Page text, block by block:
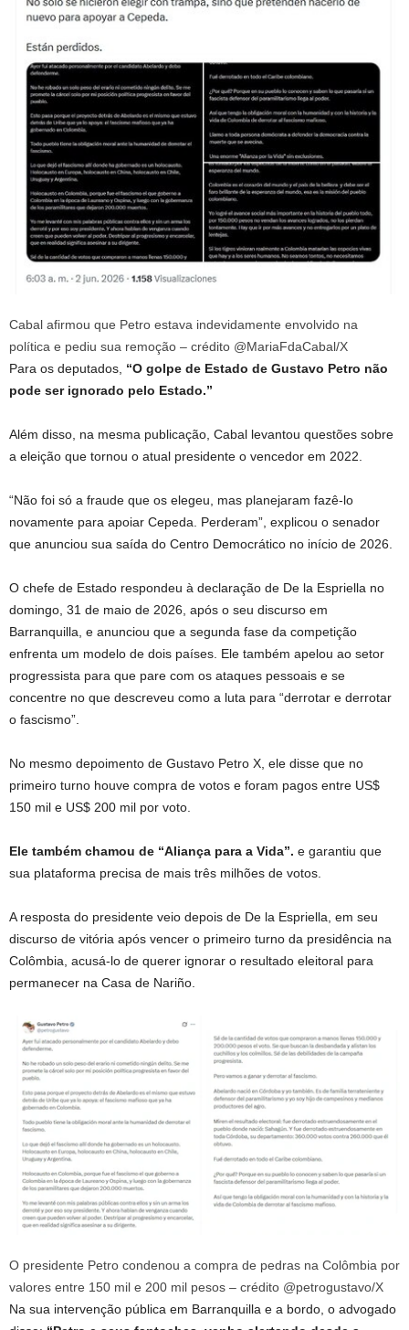
Cabal afirmou que Petro estava indevidamente envolvido na
política e pediu sua remoção – crédito @MariaFdaCabal/X
Para os deputados, “O golpe de Estado de Gustavo Petro não
pode ser ignorado pelo Estado.”
Além disso, na mesma publicação, Cabal levantou questões sobre
a eleição que tornou o atual presidente o vencedor em 2022.
“Não foi só a fraude que os elegeu, mas planejaram fazê-lo
novamente para apoiar Cepeda. Perderam”, explicou o senador
que anunciou sua saída do Centro Democrático no início de 2026.
O chefe de Estado respondeu à declaração de De la Espriella no
domingo, 31 de maio de 2026, após o seu discurso em
Barranquilla, e anunciou que a segunda fase da competição
enfrenta um modelo de dois países. Ele também apelou ao setor
progressista para que pare com os ataques pessoais e se
concentre no que descreveu como a luta para “derrotar e derrotar
o fascismo”.
No mesmo depoimento de Gustavo Petro X, ele disse que no
primeiro turno houve compra de votos e foram pagos entre US$
150 mil e US$ 200 mil por voto.
Ele também chamou de “Aliança para a Vida”. e garantiu que
sua plataforma precisa de mais três milhões de votos.
A resposta do presidente veio depois de De la Espriella, em seu
discurso de vitória após vencer o primeiro turno da presidência na
Colômbia, acusá-lo de querer ignorar o resultado eleitoral para
permanecer na Casa de Nariño.
O presidente Petro condenou a compra de pedras na Colômbia por
valores entre 150 mil e 200 mil pesos – crédito @petrogustavo/X
Na sua intervenção pública em Barranquilla e a bordo, o advogado